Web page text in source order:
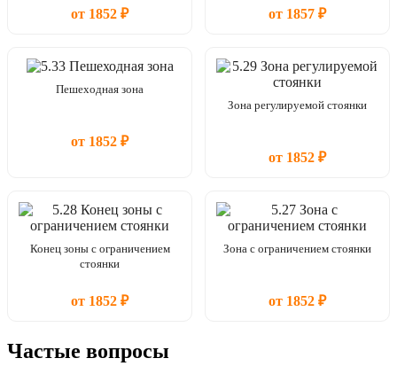
от 1852 ₽ от 1857 ₽
Пешеходная зона
от 1852 ₽
Зона регулируемой стоянки
от 1852 ₽
Конец зоны с ограничением
стоянки
от 1852 ₽
Зона с ограничением стоянки
от 1852 ₽
Частые вопросы